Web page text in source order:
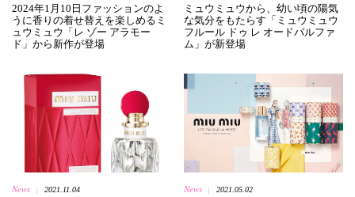
2024年1月10日ファッションのよ
うに香りの着せ替えを楽しめるミ
ュウミュウ「レ ゾー アラモー
ド」から新作が登場
ミュウミュウから、幼い頃の陽気
な気分をもたらす「ミュウミュウ
フルール ドゥ レ オードパルファ
ム」が新登場
News 2021.11.04 News 2021.05.02